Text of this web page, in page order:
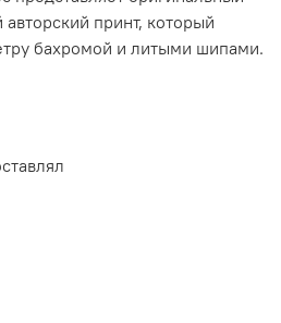
принт, который
бахромой и литыми шипами.